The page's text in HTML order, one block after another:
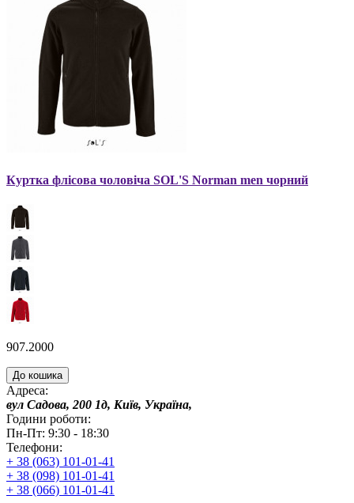
Куртка флісова чоловіча SOL'S Norman men чорний
907.2000
До кошика
Адреса:
вул Садова, 200 1д, Київ, Україна,
Години роботи:
Пн-Пт: 9:30 - 18:30
Телефони:
+ 38 (063) 101-01-41
+ 38 (098) 101-01-41
+ 38 (066) 101-01-41